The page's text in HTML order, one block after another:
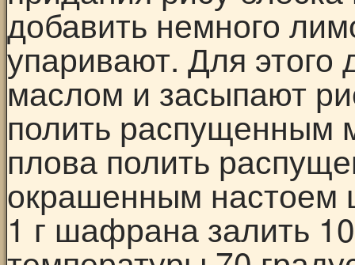
добавить немного
упаривают. Для этого
маслом и засыпают
полить распущенным
плова полить
окрашенным настоем
1 г шафрана залить